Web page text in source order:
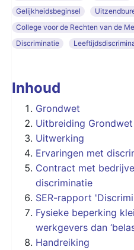
Gelijkheidsbeginsel
College voor de Rechten van de
Discriminatie
Inhoud
Grondwet
Uitbreiding
Uitwerking
Ervaringen met
Contract met
discriminatie
SER-rapport
Fysieke beperking
werkgevers dan
Handreiking